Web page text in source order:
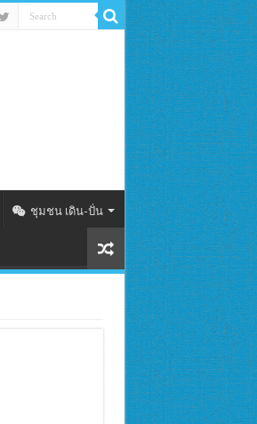
ชุมชน เดิน-ปั่น